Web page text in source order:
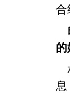
合
的
息